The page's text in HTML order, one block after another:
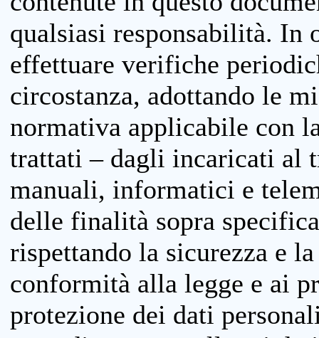
qualsiasi responsabilità. In
effettuare verifiche
circostanza, adottando le
normativa applicabile con
trattati – dagli incaricati al
manuali, informatici e
delle finalità sopra
rispettando la sicurezza e
conformità alla legge e ai
protezione dei dati